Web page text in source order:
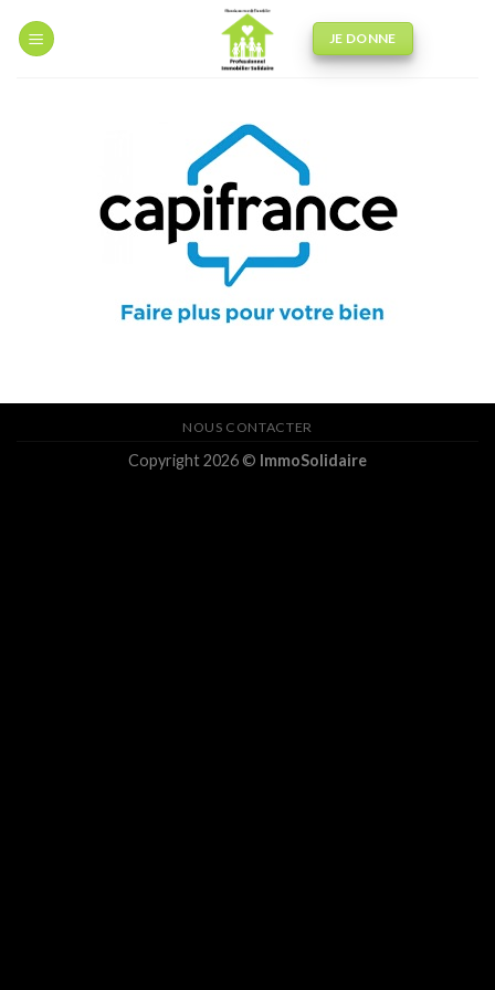
JE DONNE
NOUS CONTACTER
Copyright 2026 © ImmoSolidaire